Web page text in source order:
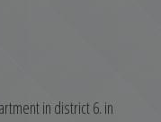
in district 6. in